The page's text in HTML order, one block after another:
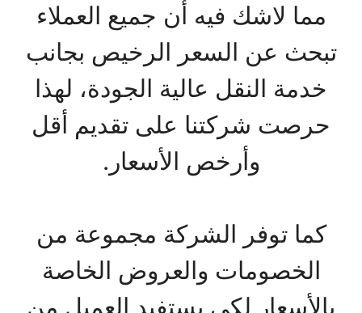
مما لاشك فيه أن جميع العملاء
تبحث عن السعر الرخيص بجانب
خدمة النقل عالية الجودة، لهذا
حرصت شركتنا على تقديم أقل
وأرخص الأسعار.
كما توفر الشركة مجموعة من
الخصومات والعروض الخاصة
بالأسعار لكي يستفيد العميل من